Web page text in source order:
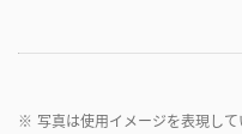
※ 写真は使用イメージを表現し